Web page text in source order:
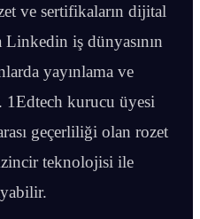
ve sertifikaların dijital
Linkedin iş dünyasının
yayınlama ve
1Edtech kurucu üyesi
geçerliliği olan rozet
teknolojisi ile